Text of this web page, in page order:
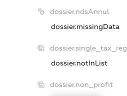
dossier.ndsAnnul
dossier.missingData
dossier.single_tax_reg
dossier.notInList
dossier.non_profit